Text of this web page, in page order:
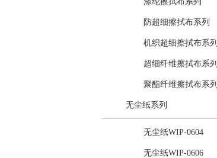
防超细擦拭布系列
机织超细擦拭布系列
超细纤维擦拭布系列
聚酯纤维擦拭布系列
无尘纸系列
无尘纸WIP-0604
无尘纸WIP-0606